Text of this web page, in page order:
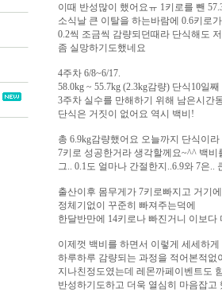
이때 반성많이 했어요ㅠ 1키로를 뺀
소식날 큰 이탈을 하는바람에 0.6키로
0.2씩 조금씩 감량되던때라 단식해도
좀 실망하기도했네요
4주차 6/8~6/17.
58.0kg ~ 55.7kg (2.3kg감량) 단식10일째
3주차 실수를 만해하기 위해 남은시간
단식은 거짓이 없어요 역시 백비!
총 6.9kg감량했어요 오늘까지 단식이
7키로 성공한거라 생각할께요~^^ 백비
그.. 0.1도 얼마나 간절한지..6.9와 7은..
출산이후 몸무게가 7키로빠지고 거기
정체기없이 꾸준히 빠져주는덕에
한달반만에 14키로나 빠진거니 이보다
이제껏 백비를 하면서 이렇게 세세하게
하루하루 감량되는 과정을 적어본적없
지나친정도였는데 레몬까페이벤트도
반성하기도하고 더욱 열심히 마음잡고